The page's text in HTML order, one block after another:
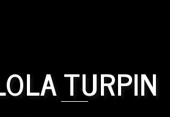
TURPIN